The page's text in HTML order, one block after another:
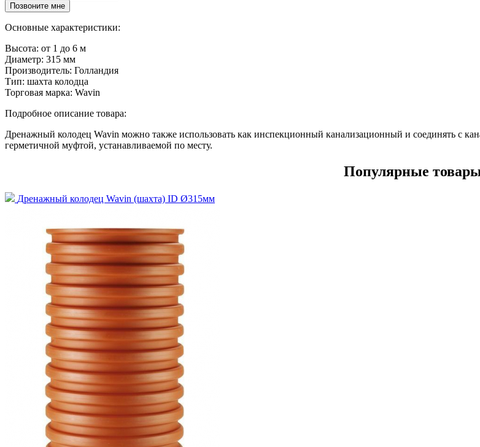
Позвоните мне
Основные характеристики:
Высота: от 1 до 6 м
Диаметр: 315 мм
Производитель: Голландия
Тип: шахта колодца
Торговая марка: Wavin
Подробное описание товара:
Дренажный колодец Wavin можно также использовать как инспекционный канализационный и соединять с
герметичной муфтой, устанавливаемой по месту.
Популярные
Дренажный колодец Wavin (шахта) ID Ø315мм